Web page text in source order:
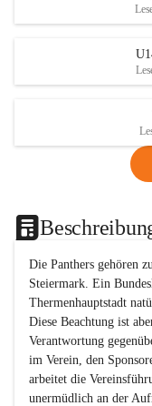
Die Panthers gehören
Steiermark. Ein
Thermenhauptstadt
Diese Beachtung ist
Verantwortung
im Verein, den
arbeitet die
unermüdlich an der